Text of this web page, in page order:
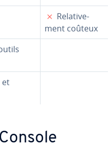
✗
Re­la­ti­ve­
ment coûteux
et